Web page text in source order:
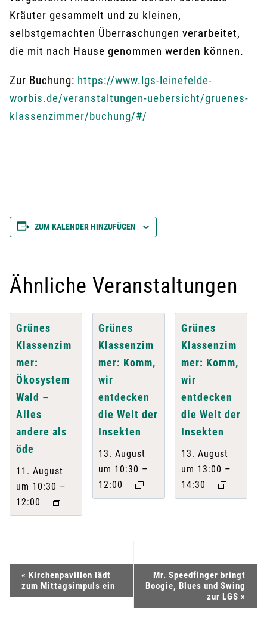
Kräuter gesammelt und zu kleinen,
selbstgemachten Überraschungen verarbeitet,
die mit nach Hause genommen werden können.
Zur Buchung: https://www.lgs-leinefelde-
worbis.de/veranstaltungen-uebersicht/gruenes-
klassenzimmer/buchung/#/
ZUM KALENDER HINZUFÜGEN
Ähnliche Veranstaltungen
Grünes
Klassenzim
mer:
Ökosystem
Wald –
Alles
andere als
öde
11. August
um 10:30 –
12:00
Grünes
Klassenzim
mer: Komm,
wir
entdecken
die Welt der
Insekten
13. August
um 10:30 –
12:00
Grünes
Klassenzim
mer: Komm,
wir
entdecken
die Welt der
Insekten
13. August
um 13:00 –
14:30
e
« Kirchenpavillon lädt
zum Mittagsimpuls ein
Mr. Speedfinger bringt
Boogie, Blues und Swing
zur LGS »